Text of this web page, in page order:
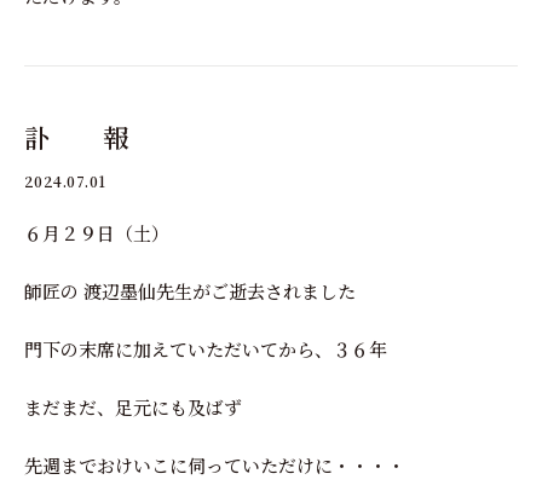
訃 報
2024.07.01
６月２９日（土）
師匠の 渡辺墨仙先生がご逝去されました
門下の末席に加えていただいてから、３６年
まだまだ、足元にも及ばず
先週までおけいこに伺っていただけに・・・・